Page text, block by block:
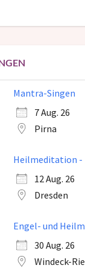
Mantra-Singen
7 Aug. 26
Pirna
Heilmeditation -
12 Aug. 26
Dresden
Engel- und
30 Aug. 26
Windeck-